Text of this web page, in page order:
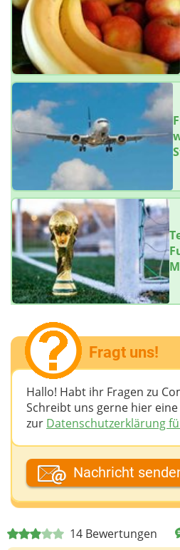
14 Bewertungen
Fragt uns!
Hallo! Habt ihr Fragen zu
Schreibt uns gerne hier
zur Datenschutzerklärung
Dein Fantasiename
Deine E-Mail-Adresse
möchtest)
Nachricht